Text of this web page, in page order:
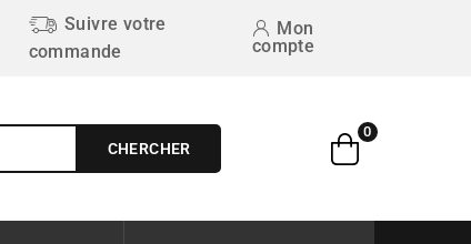
Suivre votre
commande
Mon
compte
CHERCHER
0